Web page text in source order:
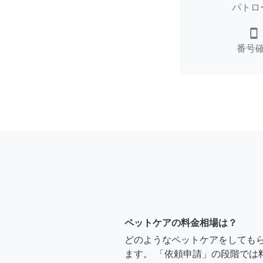
パトロ
smartphone
番号
ペットケアの料金相場は？
どのようなペットケアをしても
ます。 「依頼申請」の段階で